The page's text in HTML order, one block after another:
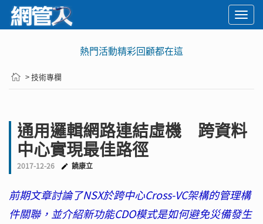
熱門活動精彩回顧都在這
> 技術專欄
通用邏輯網路連結虛機 跨資料
中心實現最佳路徑
2017-12-26 饒康立
前期文章討論了NSX於跨中心Cross-VC架構的管理構
件關聯，並介紹新功能CDO模式是如何避免災備發生